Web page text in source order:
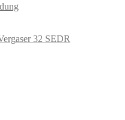
32 SEDR